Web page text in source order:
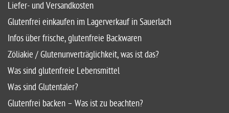
Liefer- und Versandkosten
Glutenfrei einkaufen im Lagerverkauf in Sauerlach
Infos über frische, glutenfreie Backwaren
Zöliakie / Glutenunverträglichkeit, was ist das?
Was sind glutenfreie Lebensmittel
Was sind Glutentaler?
Glutenfrei backen – Was ist zu beachten?